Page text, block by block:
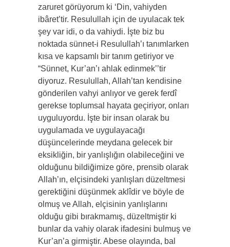
zaruret görüyorum ki ‘Din, vahiyden
ibâret’tir. Resulullah için de uyulacak tek
şey var idi, o da vahiydi. İşte biz bu
noktada sünnet-i Resulullah’ı tanımlarken
kısa ve kapsamlı bir tanım getiriyor ve
“Sünnet, Kur’an’ı ahlak edinmek’’tir
diyoruz. Resulullah, Allah’tan kendisine
gönderilen vahyi anlıyor ve gerek ferdî
gerekse toplumsal hayata geçiriyor, onları
uyguluyordu. İşte bir insan olarak bu
uygulamada ve uygulayacağı
düşüncelerinde meydana gelecek bir
eksikliğin, bir yanlışlığın olabileceğini ve
olduğunu bildiğimize göre, prensib olarak
Allah’ın, elçisindeki yanlışları düzeltmesi
gerektiğini düşünmek aklîdir ve böyle de
olmuş ve Allah, elçisinin yanlışlarını
olduğu gibi bırakmamış, düzeltmiştir ki
bunlar da vahiy olarak ifadesini bulmuş ve
Kur’an’a girmiştir. Abese olayında, bal